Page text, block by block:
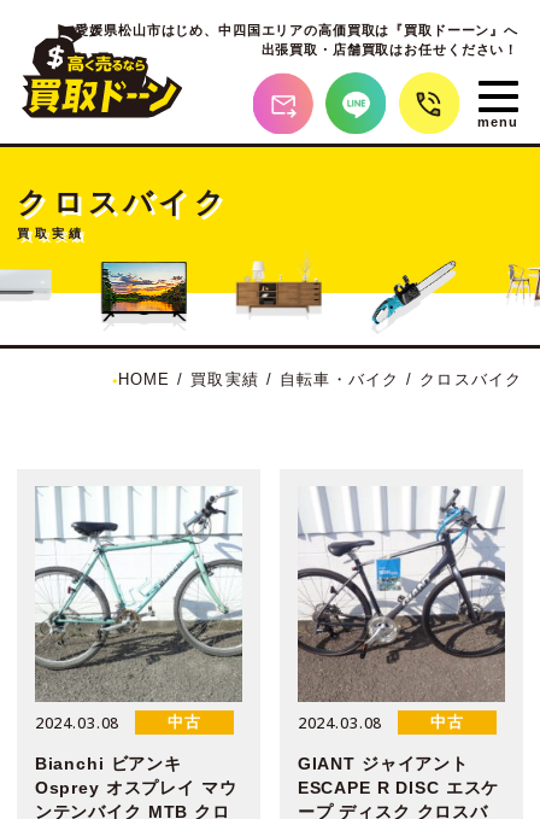
愛媛県松山市はじめ、中四国エリアの高価買取は『買取ドーーン』へ
出張買取・店舗買取はお任せください！
クロスバイク
買取実績
HOME / 買取実績 / 自転車・バイク / クロスバイク
2024.03.08 中古
Bianchi ビアンキ
Osprey オスプレイ マウ
ンテンバイク MTB クロ
2024.03.08 中古
GIANT ジャイアント
ESCAPE R DISC エスケ
ープ ディスク クロスバ